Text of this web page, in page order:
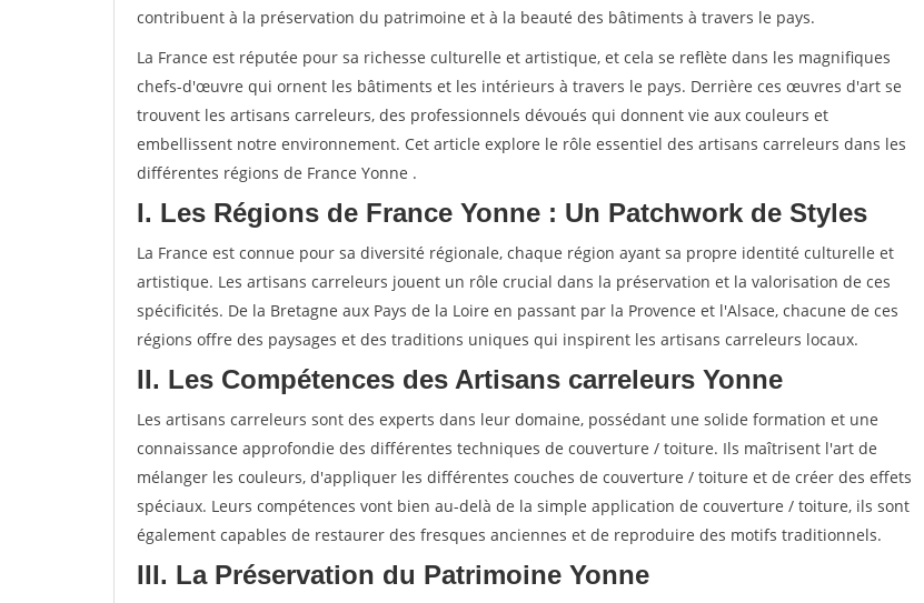
contribuent à la préservation du patrimoine et à la beauté des bâtiments à travers le pays.
La France est réputée pour sa richesse culturelle et artistique, et cela se reflète dans les magnifiques
chefs-d'œuvre qui ornent les bâtiments et les intérieurs à travers le pays. Derrière ces œuvres d'art se
trouvent les artisans carreleurs, des professionnels dévoués qui donnent vie aux couleurs et
embellissent notre environnement. Cet article explore le rôle essentiel des artisans carreleurs dans les
différentes régions de France Yonne .
I. Les Régions de France Yonne : Un Patchwork de Styles
La France est connue pour sa diversité régionale, chaque région ayant sa propre identité culturelle et
artistique. Les artisans carreleurs jouent un rôle crucial dans la préservation et la valorisation de ces
spécificités. De la Bretagne aux Pays de la Loire en passant par la Provence et l'Alsace, chacune de ces
régions offre des paysages et des traditions uniques qui inspirent les artisans carreleurs locaux.
II. Les Compétences des Artisans carreleurs Yonne
Les artisans carreleurs sont des experts dans leur domaine, possédant une solide formation et une
connaissance approfondie des différentes techniques de couverture / toiture. Ils maîtrisent l'art de
mélanger les couleurs, d'appliquer les différentes couches de couverture / toiture et de créer des effets
spéciaux. Leurs compétences vont bien au-delà de la simple application de couverture / toiture, ils sont
également capables de restaurer des fresques anciennes et de reproduire des motifs traditionnels.
III. La Préservation du Patrimoine Yonne